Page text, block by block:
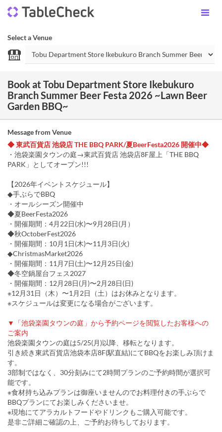
Select a Venue
Book at Tobu Department Store Ikebukuro
Branch Summer Beer Festa 2026 ~Lawn Beer
Garden BBQ~
Message from Venue
◆ 東武百貨店 池袋店 THE BBQ PARK/夏BeerFesta2026 開催中◆
・池袋楽園タウンの庭→東武百貨店 池袋店8F屋上「THE BBQ
PARK」としてオープン!!!
【2026年イベントスケジュール】
◆手ぶらでBBQ
・オールシーズン開催中
◆夏BeerFesta2026
・開催期間：4月22日(水)〜9月28日(月）
◆秋OctoberFest2026
・開催期間：10月1日(木)〜11月3日(火)
◆ChristmasMarket2026
・開催期間：11月7日(土)〜12月25日(金)
◆冬空鍋屋台フェス2027
・開催期間：12月28日(月)〜2月28日(日)
※12月31日（木）〜1月2日（土）はお休みとなります。
※スケジュールは変更になる場合がございます。
▼「池袋楽園タウンの庭」から予約ページを閲覧したお客様への
ご案内
池袋楽園タウンの庭は5/25(月)以降、移転となります。
引き続き東武百貨店池袋本店8F(駅直結)にてBBQをお楽しみ頂けま
す。
3部制ではなく、30分刻みにて2時間プランのご予約時間が選択可
能です。
※食材持ち込みプランは御座いませんのでお料理付きの手ぶらで
BBQプランにてお楽しみくださいませ。
※現地にてアラカルトフードやドリンクもご購入可能です。
是非ご詳細ご確認の上、ご予約お待ちしております。